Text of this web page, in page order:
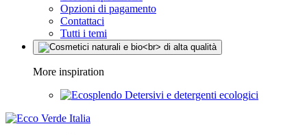
Opzioni di pagamento
Contattaci
Tutti i temi
More inspiration
Detersivi e detergenti ecologici